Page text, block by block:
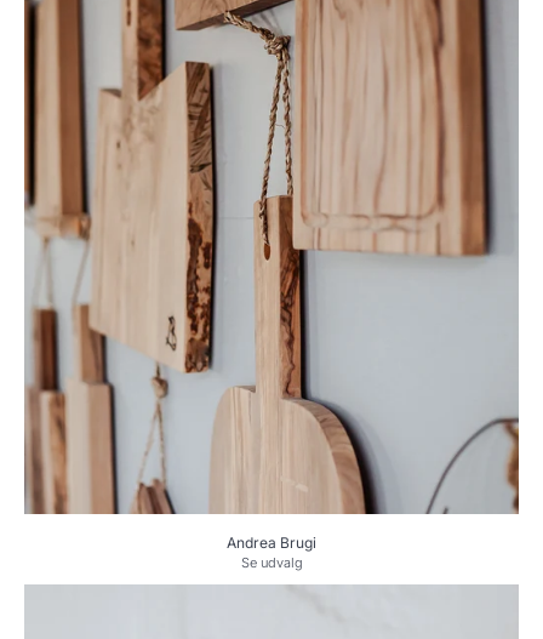
Andrea Brugi
Se udvalg